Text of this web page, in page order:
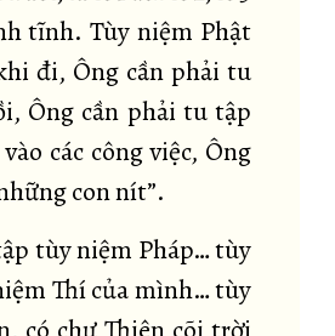
tĩnh. Tùy niệm Phật
đi, Ông cần phải tu
Ông cần phải tu tập
các công việc, Ông
con nít”.
tùy niệm Pháp… tùy
Thí của mình… tùy